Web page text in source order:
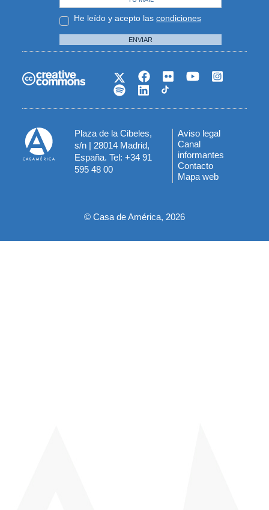
He leído y acepto las condiciones
ENVIAR
Plaza de la Cibeles,
s/n | 28014 Madrid,
España. Tel: +34 91
595 48 00
Menú
del
pie
Aviso legal
Canal
informantes
Contacto
Mapa web
© Casa de América, 2026